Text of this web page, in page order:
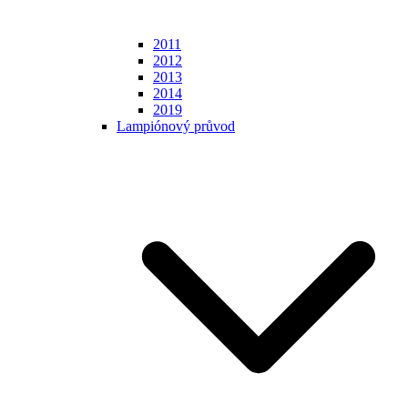
2011
2012
2013
2014
2019
Lampiónový průvod